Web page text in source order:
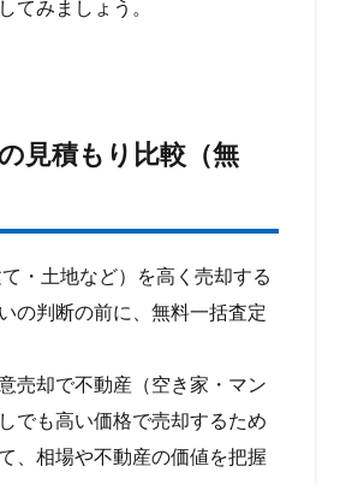
てみましょう。
見積もり比較（無
・土地など）を高く売却する
の判断の前に、無料一括査定
売却で不動産（空き家・マン
でも高い価格で売却するため
、相場や不動産の価値を把握